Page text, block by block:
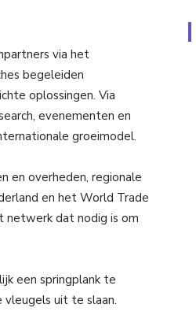
via het
begeleiden
oplossingen. Via
evenementen en
groeimodel.
en overheden, regionale
en het World Trade
netwerk dat nodig is om
een springplank te
uit te slaan.